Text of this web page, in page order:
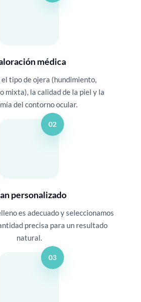
médica
tipo de ojera (hundimiento,
mixta), la calidad de la piel y la
del contorno ocular.
02
personalizado
es adecuado y seleccionamos
precisa para un resultado
natural.
03